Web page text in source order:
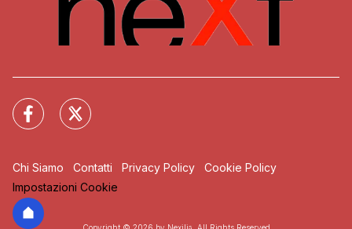
Chi Siamo Contatti Privacy Policy
Cookie Policy
Impostazioni Cookie